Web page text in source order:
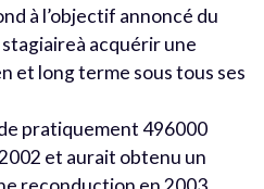
à l’objectif annoncé du
acquérir une
et long terme sous tous ses
pratiquement 496000
et aurait obtenu un